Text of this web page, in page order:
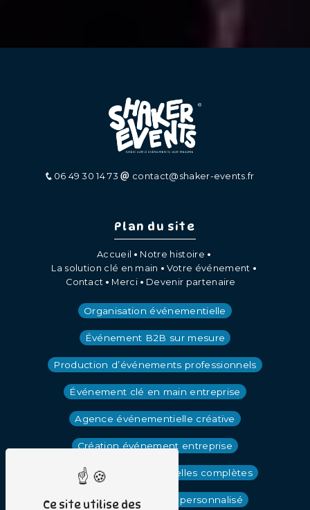
06 49 30 14 73 contact@shaker-events.fr
Plan du site
Accueil
Notre histoire
La solution clé en main
Votre événement
Contact
Merci Devenir partenaire
Organisation événementielle
Événement B2B sur mesure
Production d’événements professionnels
Événement clé en main entreprise
Agence événementielle créative
Création événement entreprise
Prestations événementielles complètes
Cocktail événementiel personnalisé
Ce site utilise des